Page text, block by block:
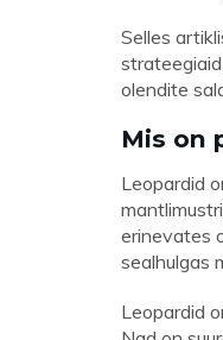
Selles
olendite
Mis on
Leopardid
erinevates
sealhulgas
Leopardid